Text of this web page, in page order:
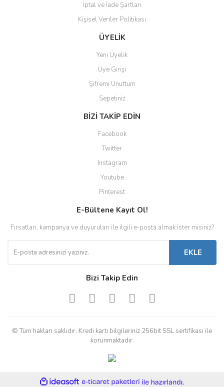
İptal ve İade Şartları
Kişisel Veriler Politikası
ÜYELİK
Yeni Üyelik
Üye Girişi
Şifremi Unuttum
Sepetiniz
BİZİ TAKİP EDİN
Facebook
Twitter
Instagram
Youtube
Pinterest
E-Bültene Kayıt Ol!
Fırsatları, kampanya ve duyuruları ile ilgili e-posta almak ister misiniz?
EKLE
Bizi Takip Edin
© Tüm hakları saklıdır. Kredi kartı bilgileriniz 256bit SSL sertifikası ile
korunmaktadır.
ideasoft e-